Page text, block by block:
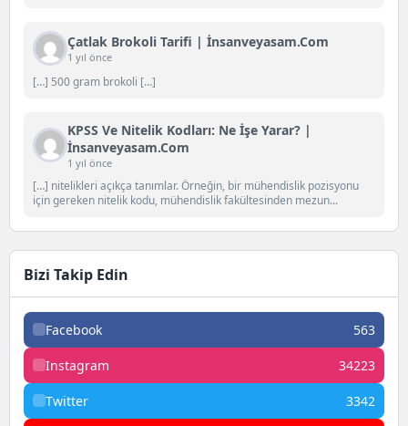
Çatlak Brokoli Tarifi | İnsanveyasam.com
1 yıl önce
[…] 500 gram brokoli […]
KPSS Ve Nitelik Kodları: Ne İşe Yarar? |
İnsanveyasam.com
1 yıl önce
[…] nitelikleri açıkça tanımlar. Örneğin, bir mühendislik pozisyonu
için gereken nitelik kodu, mühendislik fakültesinden mezun...
Bizi Takip Edin
Facebook 563
Instagram 34223
Twitter 3342